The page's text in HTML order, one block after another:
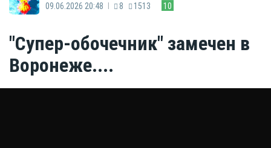
09.06.2026 20:48 | 8 1513 10
"Супер-обочечник" замечен в
Воронеже....